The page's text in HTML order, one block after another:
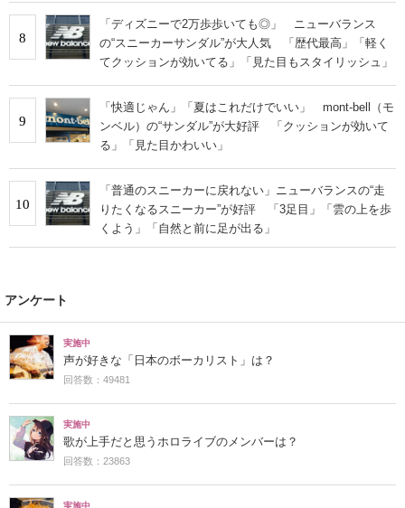
8
「ディズニーで2万歩歩いても◎」 ニューバランス
の“スニーカーサンダル”が大人気 「歴代最高」「軽く
てクッションが効いてる」「見た目もスタイリッシュ」
9
「快適じゃん」「夏はこれだけでいい」 mont-bell（モ
ンベル）の“サンダル”が大好評 「クッションが効いて
る」「見た目かわいい」
10
「普通のスニーカーに戻れない」ニューバランスの“走
りたくなるスニーカー”が好評 「3足目」「雲の上を歩
くよう」「自然と前に足が出る」
アンケート
実施中
声が好きな「日本のボーカリスト」は？
回答数：49481
実施中
歌が上手だと思うホロライブのメンバーは？
回答数：23863
実施中